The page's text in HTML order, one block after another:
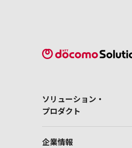
ソリューション・
プロダクト
企業情報